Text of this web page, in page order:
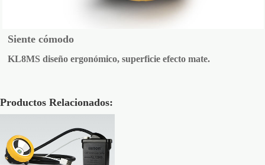
Siente cómodo
KL8MS diseño ergonómico, superficie efecto mate.
Productos Relacionados: